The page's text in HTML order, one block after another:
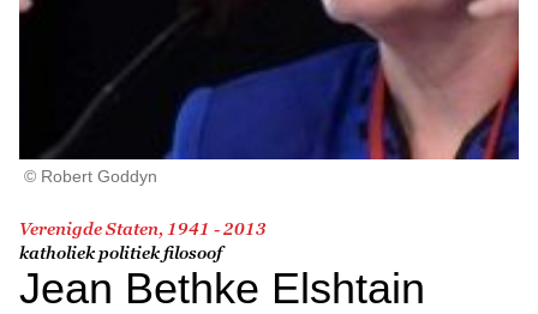
© Robert Goddyn
Verenigde Staten, 1941 - 2013
katholiek politiek filosoof
Jean Bethke Elshtain